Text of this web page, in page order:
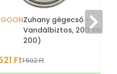
Zuhany gégecső -
Vandálbiztos, 200 cm
200)
Ft1 602 Ft